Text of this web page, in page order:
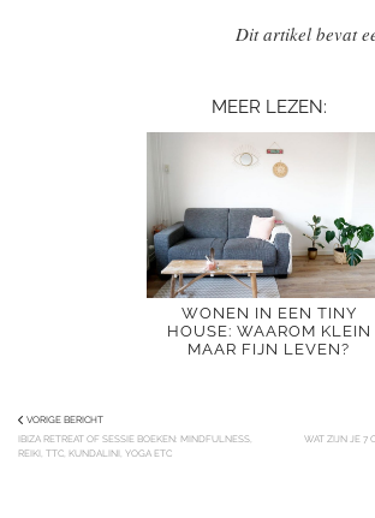
Dit artikel bevat
MEER LEZEN:
WONEN IN EEN TINY
HOUSE: WAAROM KLEIN
MAAR FIJN LEVEN?
VORIGE BERICHT
IBIZA RETREAT OF SESSIE BOEKEN: MINDFULNESS,
REIKI, TTC, KUNDALINI, YOGA ETC
WAT ZIJN JE 7